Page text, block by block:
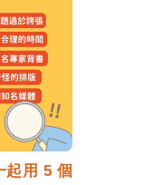
有 41％
用。別擔
合作推
update
起用 5 個